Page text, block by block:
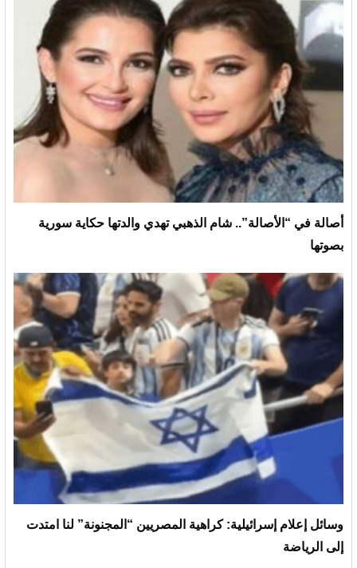
أصالة في “الأصالة”.. شام الذهبي تهدي والدتها حكاية سورية
بصوتها
وسائل إعلام إسرائيلية: كراهية المصريين “المجنونة” لنا امتدت
إلى الرياضة